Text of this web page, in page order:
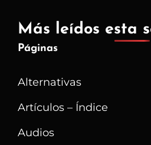
Más leídos esta
Páginas
Alternativas
Artículos – Índice
Audios